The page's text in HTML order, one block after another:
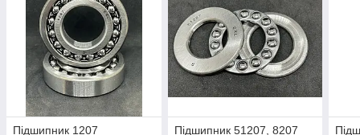
Підшипник 1207
Підшипник 51207, 8207